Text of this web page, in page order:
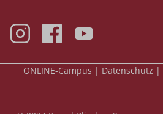
Meta-
ONLINE-Campus Datenschutz